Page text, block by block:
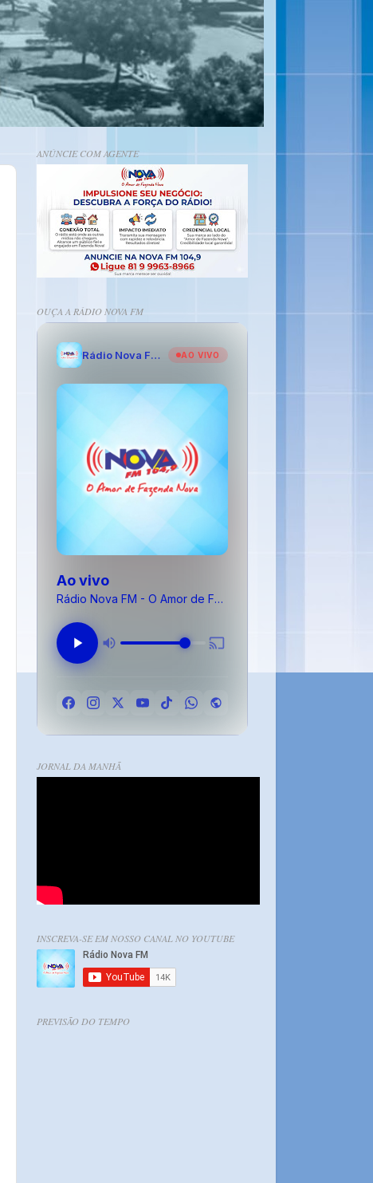
ANÚNCIE COM AGENTE
OUÇA A RÁDIO NOVA FM
Rádio Nova FM - O Amor de Fazenda Nova AO VIVO
Ao vivo
Rádio Nova FM - O Amor de Fazenda Nova
JORNAL DA MANHÃ
INSCREVA-SE EM NOSSO CANAL NO YOUTUBE
PREVISÃO DO TEMPO